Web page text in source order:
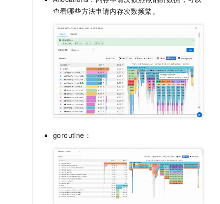
查看哪些方法申请内存次数频繁。
goroutine：